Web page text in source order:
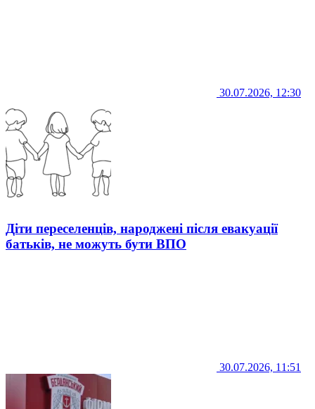
30.07.2026, 12:30
Діти переселенців, народжені після евакуації
батьків, не можуть бути ВПО
30.07.2026, 11:51